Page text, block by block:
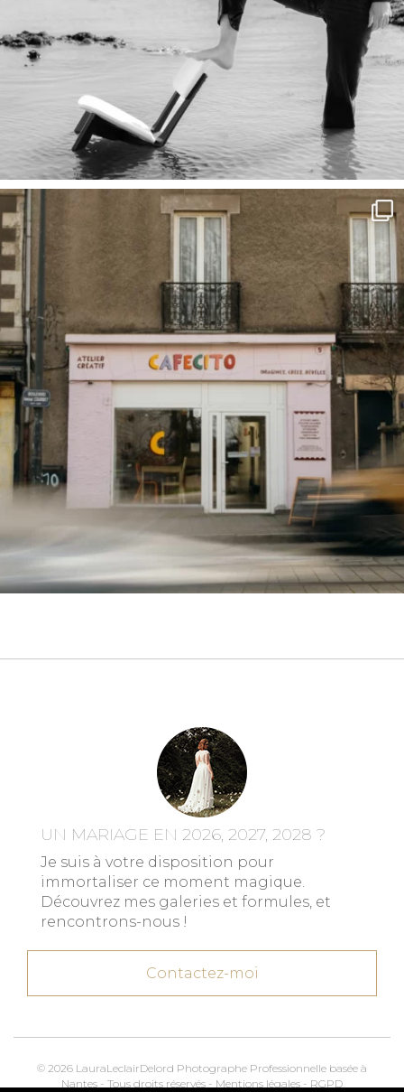
UN MARIAGE EN 2026, 2027, 2028 ?
Je suis à votre disposition pour
immortaliser ce moment magique.
Découvrez mes galeries et formules, et
rencontrons-nous !
Contactez-moi
© 2026 LauraLeclairDelord Photographe Professionnelle basée à
Nantes - Tous droits réservés - Mentions légales - RGPD